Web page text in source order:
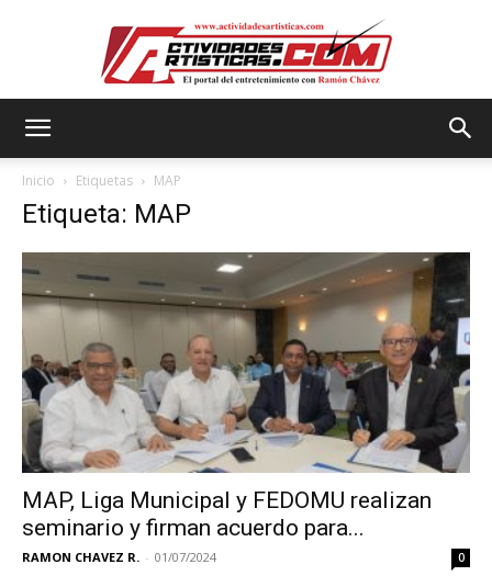
Inicio Etiquetas MAP
Etiqueta: MAP
MAP, Liga Municipal y FEDOMU realizan
seminario y firman acuerdo para...
RAMON CHAVEZ R. - 01/07/2024 0